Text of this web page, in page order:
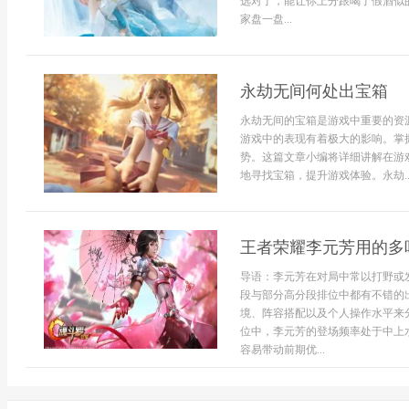
家盘一盘...
永劫无间何处出宝箱
永劫无间的宝箱是游戏中重要的
游戏中的表现有着极大的影响。
势。这篇文章小编将详细讲解在
地寻找宝箱，提升游戏体验。永劫
王者荣耀李元芳用的多
导语：李元芳在对局中常以打野
段与部分高分段排位中都有不错
境、阵容搭配以及个人操作水平
位中，李元芳的登场频率处于中
容易带动前期优...